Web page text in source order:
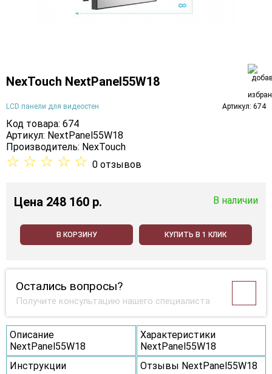
NexTouch NextPanel55W18
LCD панели для видеостен Артикул: 674
Код товара: 674
Артикул: NextPanel55W18
Производитель: NexTouch
☆ ☆ ☆ ☆ ☆ 0 отзывов
Цена 248 160 p. В наличии
В КОРЗИНУ КУПИТЬ В 1 КЛИК
Остались вопросы?
Получите консультацию нашего специалиста
Описание
NextPanel55W18
Характеристики
NextPanel55W18
Инструкции
Отзывы NextPanel55W18